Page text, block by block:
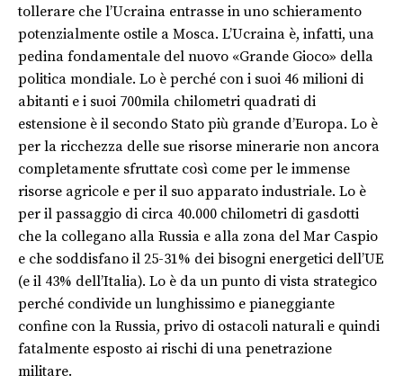
tollerare che l’Ucraina entrasse in uno schieramento
potenzialmente ostile a Mosca. L’Ucraina è, infatti, una
pedina fondamentale del nuovo «Grande Gioco» della
politica mondiale. Lo è perché con i suoi 46 milioni di
abitanti e i suoi 700mila chilometri quadrati di
estensione è il secondo Stato più grande d’Europa. Lo è
per la ricchezza delle sue risorse minerarie non ancora
completamente sfruttate così come per le immense
risorse agricole e per il suo apparato industriale. Lo è
per il passaggio di circa 40.000 chilometri di gasdotti
che la collegano alla Russia e alla zona del Mar Caspio
e che soddisfano il 25-31% dei bisogni energetici dell’UE
(e il 43% dell’Italia). Lo è da un punto di vista strategico
perché condivide un lunghissimo e pianeggiante
confine con la Russia, privo di ostacoli naturali e quindi
fatalmente esposto ai rischi di una penetrazione
militare.